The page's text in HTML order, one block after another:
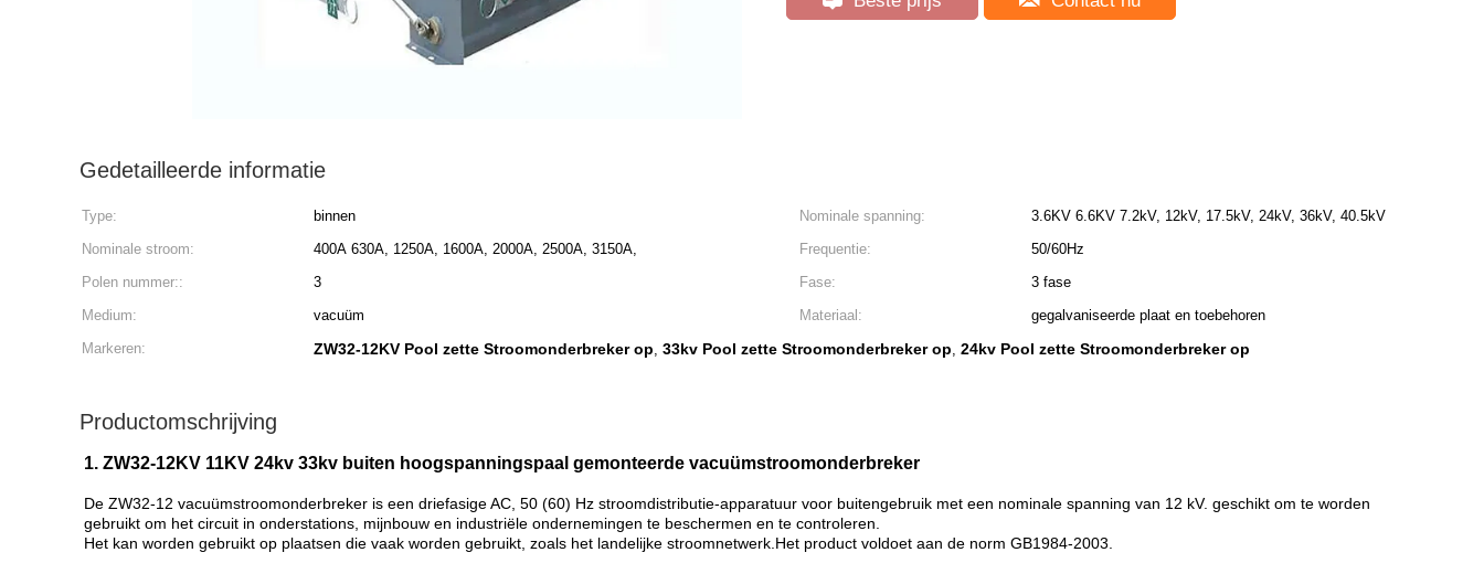
Gedetailleerde informatie
Type: binnen Nominale spanning:
3.6KV 6.6KV 7.2kV, 12kV, 17.5kV, 24kV, 36kV, 40.5kV
Nominale stroom:
400A 630A, 1250A, 1600A, 2000A, 2500A, 3150A, Frequentie:
50/60Hz
Polen nummer::
3 Fase:
3 fase
Medium:
vacuüm Materiaal:
gegalvaniseerde plaat en toebehoren
Markeren:
ZW32-12KV Pool zette Stroomonderbreker op, 33kv Pool zette Stroomonderbreker op, 24kv Pool zette Stroomonderbreker op
Productomschrijving
1. ZW32-12KV 11KV 24kv 33kv buiten hoogspanningspaal gemonteerde vacuümstroomonderbreker
De ZW32-12 vacuümstroomonderbreker is een driefasige AC, 50 (60) Hz stroomdistributie-apparatuur voor buitengebruik met een nominale spanning van 12 kV. geschikt om te worden
gebruikt om het circuit in onderstations, mijnbouw en industriële ondernemingen te beschermen en te controleren.
Het kan worden gebruikt op plaatsen die vaak worden gebruikt, zoals het landelijke stroomnetwerk.Het product voldoet aan de norm GB1984-2003.